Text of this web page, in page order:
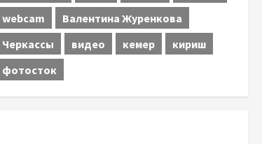
webcam
Валентина Журенкова
Черкассы
видео кемер
кириш
фотосток